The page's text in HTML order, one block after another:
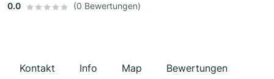
0.0 (0 Bewertungen)
Kontakt Info Map Bewertungen